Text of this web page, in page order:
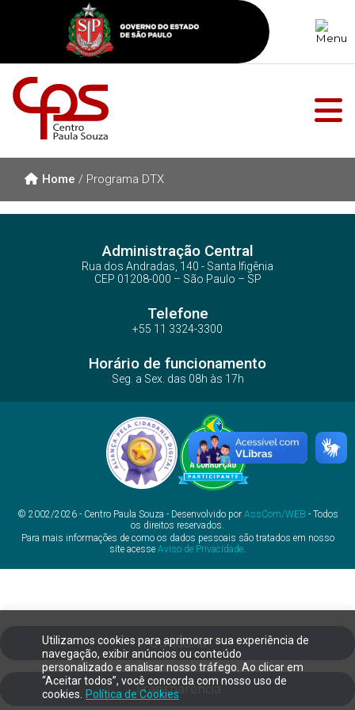
Utilizamos cookies para aprimorar sua experiência de
navegação, exibir anúncios ou conteúdo
personalizado e analisar nosso tráfego. Ao clicar em
“Aceitar todos”, você concorda com nosso uso de
cookies.
Política de Cookies
Home / Programa DTX
Administração Central
Rua dos Andradas, 140 - Santa Ifigênia
CEP 01208-000 – São Paulo – SP
Telefone
+55 11 3324-3300
Horário de funcionamento
Seg. a Sex. das 08h às 17h
© 2002/2026 - Centro Paula Souza - Desenvolvido por AssCom/WEB - Todos
os direitos reservados.
Para mais informações de como os dados pessoais são tratados em nosso
site acesse Aviso de Privacidade.
Ouvidoria
Transparência